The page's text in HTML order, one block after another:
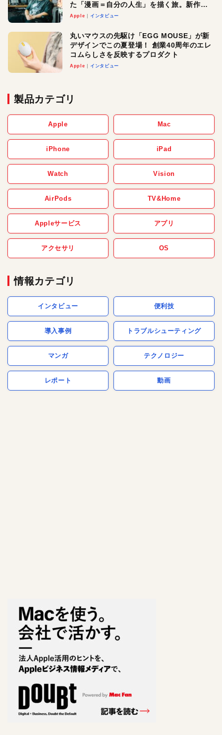
た「漫画＝自分の人生」を描く旅。新作
『惨家』に込めた想い
Apple インタビュー
丸いマウスの先駆け「EGG MOUSE」が新
デザインでこの夏登場！ 創業40周年のエレ
コムらしさを反映するプロダクト
Apple インタビュー
製品カテゴリ
Apple Mac
iPhone iPad
Watch Vision
AirPods TV&Home
Appleサービス アプリ
アクセサリ OS
情報カテゴリ
インタビュー 便利技
導入事例 トラブルシューティング
マンガ テクノロジー
レポート 動画